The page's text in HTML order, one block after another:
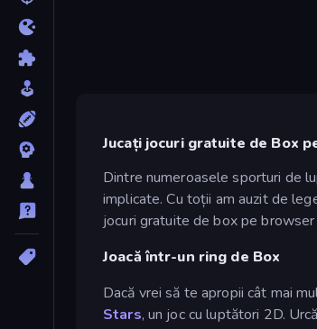
Jucați jocuri gratuite de Box
Dintre numeroasele sporturi de
implicate. Cu toții am auzit de
jocuri gratuite de box pe
Joacă într-un ring de Box
Dacă vrei să te apropii cât mai
Stars, un joc cu luptători 2D.